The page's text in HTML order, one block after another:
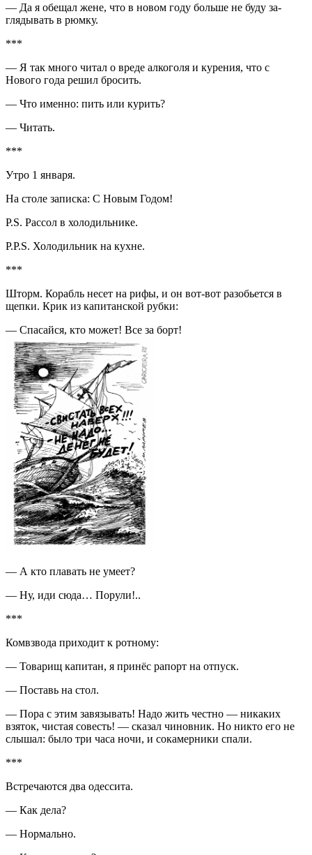
— Да я обещал жене, что в новом году больше не буду за­
глядывать в рюмку.
***
— Я так много читал о вреде алкого­ля и курения, что с
Нового года решил бросить.
— Что именно: пить или курить?
— Читать.
***
Утро 1 января.
На столе записка: С Новым Годом!
Р.S. Рассол в холодильнике.
Р.Р.S. Холодильник на кухне.
***
Шторм. Корабль несет на рифы, и он вот-вот разобьется в
щепки. Крик из капитанской рубки:
— Спасайся, кто может! Все за борт!
— А кто плавать не умеет?
— Ну, иди сюда… Порули!..
***
Комвзвода приходит к ротному:
— Товарищ капитан, я принёс рапорт на отпуск.
— Поставь на стол.
— Пора с этим завязывать! Надо жить честно — никаких
взяток, чистая со­весть! — сказал чиновник. Но никто его не
слышал: было три часа ночи, и сокамерники спали.
***
Встречаются два одессита.
— Как дела?
— Нормально.